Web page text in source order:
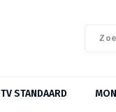
TV STANDAARD